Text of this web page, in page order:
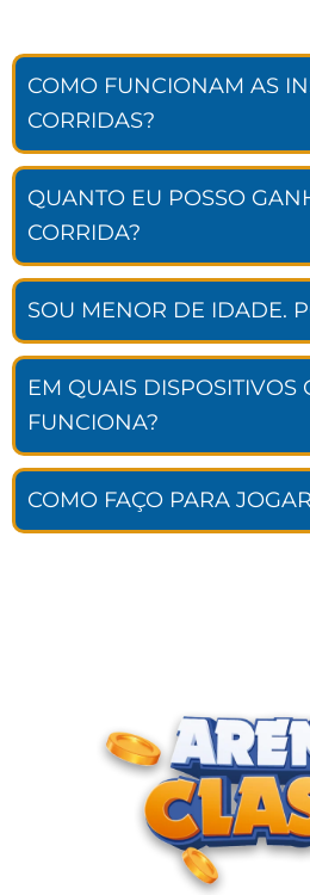
COMO FUNCIONAM AS
CORRIDAS?
QUANTO EU POSSO
CORRIDA?
SOU MENOR DE IDADE.
EM QUAIS DISPOSITIVOS
FUNCIONA?
COMO FAÇO PARA